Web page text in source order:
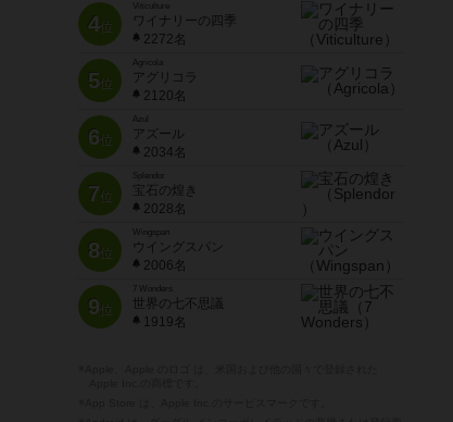
4位
Viticulture
ワイナリーの四季
2272名
5位
Agricola
アグリコラ
2120名
6位
Azul
アズール
2034名
7位
Splendor
宝石の煌き
2028名
8位
Wingspan
ウイングスパン
2006名
9位
7 Wonders
世界の七不思議
1919名